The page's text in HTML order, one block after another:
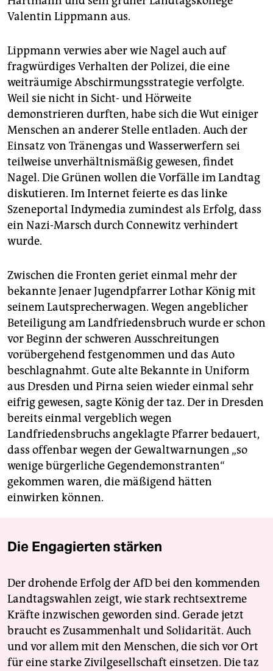
Valentin Lippmann aus.
Lippmann verwies aber wie Nagel auch auf
fragwürdiges Verhalten der Polizei, die eine
weiträumige Abschirmungsstrategie verfolgte.
Weil sie nicht in Sicht- und Hörweite
demonstrieren durften, habe sich die Wut einiger
Menschen an anderer Stelle entladen. Auch der
Einsatz von Tränengas und Wasserwerfern sei
teilweise unverhältnismäßig gewesen, findet
Nagel. Die Grünen wollen die Vorfälle im Landtag
diskutieren. Im Internet feierte es das linke
Szeneportal Indymedia zumindest als Erfolg, dass
ein Nazi-Marsch durch Connewitz verhindert
wurde.
Zwischen die Fronten geriet einmal mehr der
bekannte Jenaer Jugendpfarrer Lothar König mit
seinem Lautsprecherwagen. Wegen angeblicher
Beteiligung am Landfriedensbruch wurde er schon
vor Beginn der schweren Ausschreitungen
vorübergehend festgenommen und das Auto
beschlagnahmt. Gute alte Bekannte in Uniform
aus Dresden und Pirna seien wieder einmal sehr
eifrig gewesen, sagte König der taz. Der in Dresden
bereits einmal vergeblich wegen
Landfriedensbruchs angeklagte Pfarrer bedauert,
dass offenbar wegen der Gewaltwarnungen „so
wenige bürgerliche Gegendemonstranten“
gekommen waren, die mäßigend hätten
einwirken können.
Die Engagierten stärken
Der drohende Erfolg der AfD bei den kommenden
Landtagswahlen zeigt, wie stark rechtsextreme
Kräfte inzwischen geworden sind. Gerade jetzt
braucht es Zusammenhalt und Solidarität. Auch
und vor allem mit den Menschen, die sich vor Ort
für eine starke Zivilgesellschaft einsetzen. Die taz